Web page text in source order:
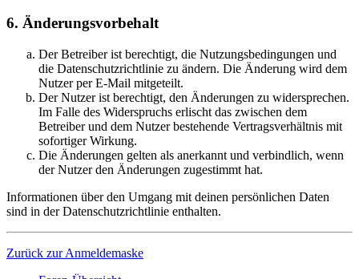
6. Änderungsvorbehalt
Der Betreiber ist berechtigt, die Nutzungsbedingungen und
die Datenschutzrichtlinie zu ändern. Die Änderung wird dem
Nutzer per E-Mail mitgeteilt.
Der Nutzer ist berechtigt, den Änderungen zu widersprechen.
Im Falle des Widerspruchs erlischt das zwischen dem
Betreiber und dem Nutzer bestehende Vertragsverhältnis mit
sofortiger Wirkung.
Die Änderungen gelten als anerkannt und verbindlich, wenn
der Nutzer den Änderungen zugestimmt hat.
Informationen über den Umgang mit deinen persönlichen Daten
sind in der Datenschutzrichtlinie enthalten.
Zurück zur Anmeldemaske